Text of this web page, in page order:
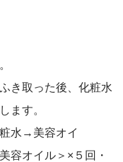
き取った後、化粧水
ます。
水→美容オイ
容オイル＞×５回・